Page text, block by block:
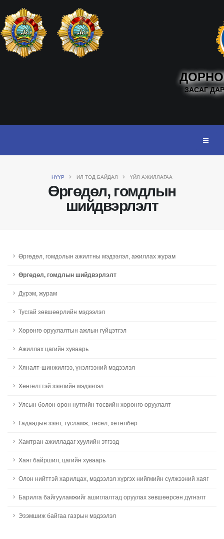
ЗАСАГ
НҮҮР ИЛ ТОД БАЙДАЛ ҮЙЛ АЖИЛЛАГАА
Өргөдөл, гомдлын
шийдвэрлэлт
Өргөдөл, гомдолын ажилтны мэдээлэл, ажиллах журам
Өргөдөл, гомдлын шийдвэрлэлт
Дүрэм, журам
Тусгай зөвшөөрлийн мэдээлэл
Хөрөнгө оруулалтын ажлын гүйцэтгэл
Ажиллах цагийн хуваарь
Хяналт-шинжилгээ, үнэлгээний мэдээлэл
Хөнгөлттэй зээлийн мэдээлэл
Улсын болон орон нутгийн төсвийн хөрөнгө оруулалт
Гадаадын зээл, тусламж, төсөл, хөтөлбөр
Хамтран ажилладаг хуулийн этгээд
Хаяг байршил, цагийн хуваарь
Олон нийттэй харилцах, мэдээлэл хүргэх нийгмийн сүлжээний хаяг
Барилга байгууламжийг ашиглалтад оруулах зөвшөөрсөн дүгнэлт
Эзэмшиж байгаа газрын мэдээлэл